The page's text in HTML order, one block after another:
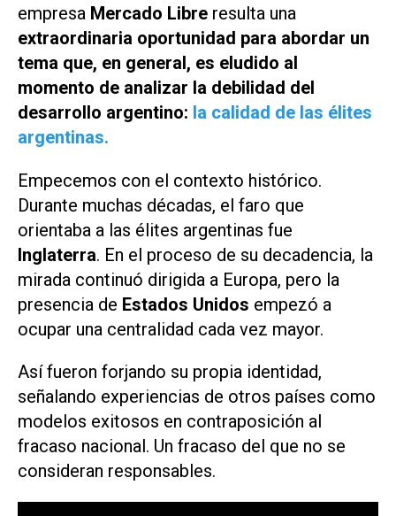
empresa Mercado Libre resulta una
extraordinaria oportunidad para abordar un
tema que, en general, es eludido al
momento de analizar la debilidad del
desarrollo argentino: la calidad de las élites
argentinas.
Empecemos con el contexto histórico.
Durante muchas décadas, el faro que
orientaba a las élites argentinas fue
Inglaterra. En el proceso de su decadencia, la
mirada continuó dirigida a Europa, pero la
presencia de Estados Unidos empezó a
ocupar una centralidad cada vez mayor.
Así fueron forjando su propia identidad,
señalando experiencias de otros países como
modelos exitosos en contraposición al
fracaso nacional. Un fracaso del que no se
consideran responsables.